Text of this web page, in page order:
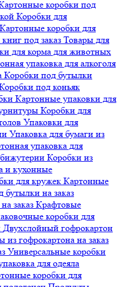
коробки под
Коробки для
Картонные коробки для
под заказ Товары для
для корма для животных
упаковка для алкоголя
Коробки под бутылки
под коньяк
Картонные упаковки для
Коробки для
Упаковки для
Упаковка для бумаги из
упаковка для
Коробки из
и кухонные
для кружек Картонные
бутылки на заказ
заказ Крафтовые
коробки для
Двухслойный гофрокартон
гофрокартона на заказ
Универсальные коробки
для одеяла
коробки для